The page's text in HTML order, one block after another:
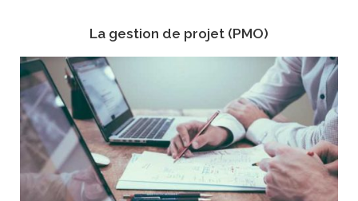
La gestion de projet (PMO)